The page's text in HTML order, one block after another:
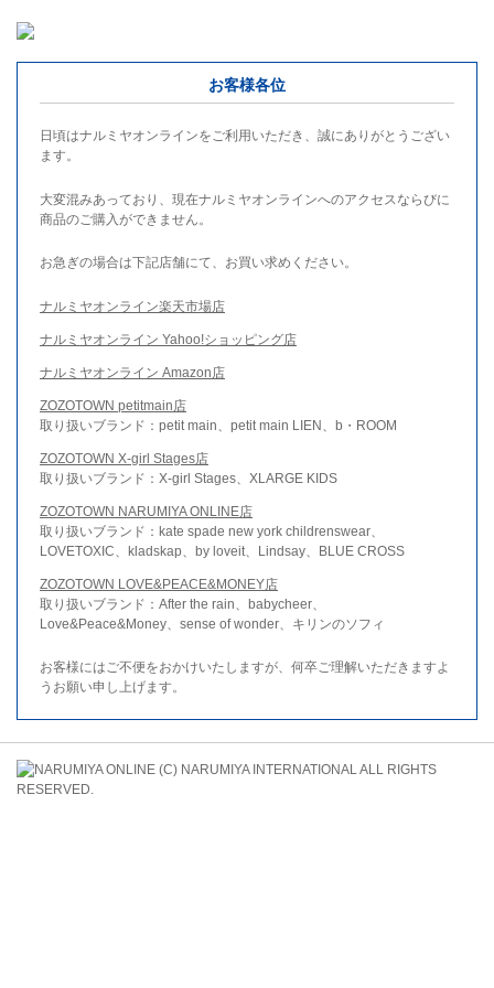
お客様各位
日頃はナルミヤオンラインをご利用いただき、誠にありがとうござい
ます。
大変混みあっており、現在ナルミヤオンラインへのアクセスならびに
商品のご購入ができません。
お急ぎの場合は下記店舗にて、お買い求めください。
ナルミヤオンライン楽天市場店
ナルミヤオンライン Yahoo!ショッピング店
ナルミヤオンライン Amazon店
ZOZOTOWN petitmain店
取り扱いブランド：petit main、petit main LIEN、b・ROOM
ZOZOTOWN X-girl Stages店
取り扱いブランド：X-girl Stages、XLARGE KIDS
ZOZOTOWN NARUMIYA ONLINE店
取り扱いブランド：kate spade new york childrenswear、
LOVETOXIC、kladskap、by loveit、Lindsay、BLUE CROSS
ZOZOTOWN LOVE&PEACE&MONEY店
取り扱いブランド：After the rain、babycheer、
Love&Peace&Money、sense of wonder、キリンのソフィ
お客様にはご不便をおかけいたしますが、何卒ご理解いただきますよ
うお願い申し上げます。